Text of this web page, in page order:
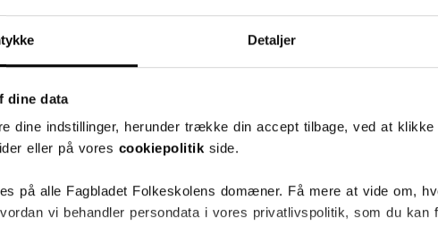
Detaljer
dine data
dine indstillinger, herunder trække din accept tilbage, ved at
eller på vores cookiepolitik side.
på alle Fagbladet Folkeskolens domæner. Få mere at vide om,
vi behandler persondata i vores privatlivspolitik, som du kan